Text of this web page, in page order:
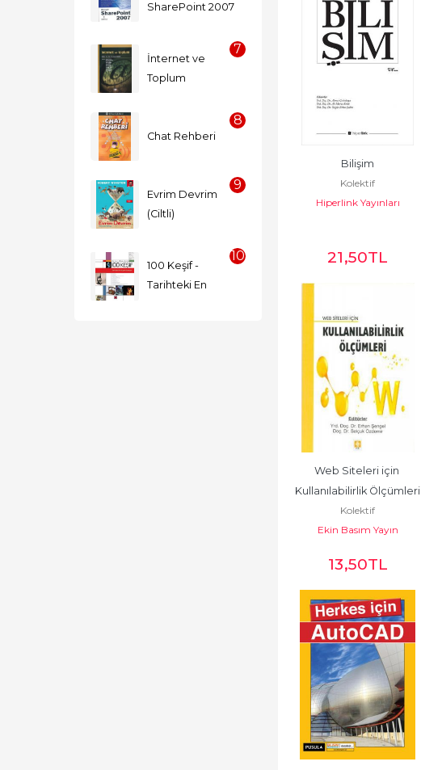
SharePoint 2007
7
İnternet ve
Toplum
8
Chat Rehberi
9
Evrim Devrim
(Ciltli)
10
100 Keşif -
Tarihteki En
Bilişim
Kolektif
Hiperlink Yayınları
21,50TL
Web Siteleri için
Kullanılabilirlik Ölçümleri
Kolektif
Ekin Basım Yayın
13,50TL